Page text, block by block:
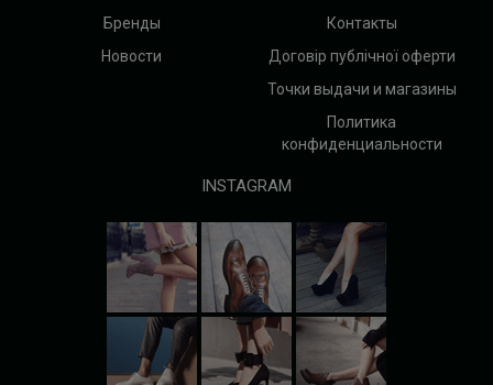
Бренды
Новости
Контакты
Договір публічної оферти
Точки выдачи и магазины
Политика
конфиденциальности
INSTAGRAM